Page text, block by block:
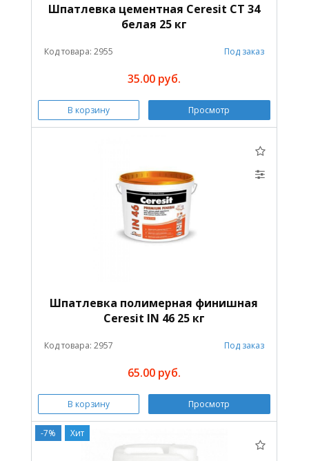
Шпатлевка цементная Ceresit CT 34
белая 25 кг
Код товара: 2955 Под заказ
35.00 руб.
В корзину Просмотр
Шпатлевка полимерная финишная
Ceresit IN 46 25 кг
Код товара: 2957 Под заказ
65.00 руб.
В корзину Просмотр
-7% Хит